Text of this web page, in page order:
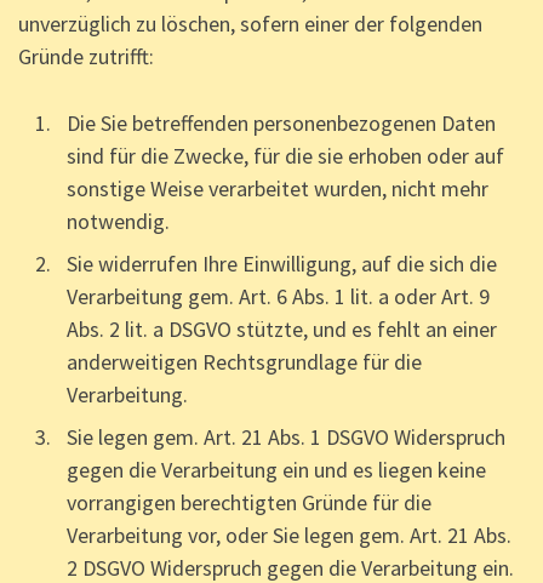
unverzüglich zu löschen, sofern einer der folgenden
Gründe zutrifft:
Die Sie betreffenden personenbezogenen Daten
sind für die Zwecke, für die sie erhoben oder auf
sonstige Weise verarbeitet wurden, nicht mehr
notwendig.
Sie widerrufen Ihre Einwilligung, auf die sich die
Verarbeitung gem. Art. 6 Abs. 1 lit. a oder Art. 9
Abs. 2 lit. a DSGVO stützte, und es fehlt an einer
anderweitigen Rechtsgrundlage für die
Verarbeitung.
Sie legen gem. Art. 21 Abs. 1 DSGVO Widerspruch
gegen die Verarbeitung ein und es liegen keine
vorrangigen berechtigten Gründe für die
Verarbeitung vor, oder Sie legen gem. Art. 21 Abs.
2 DSGVO Widerspruch gegen die Verarbeitung ein.